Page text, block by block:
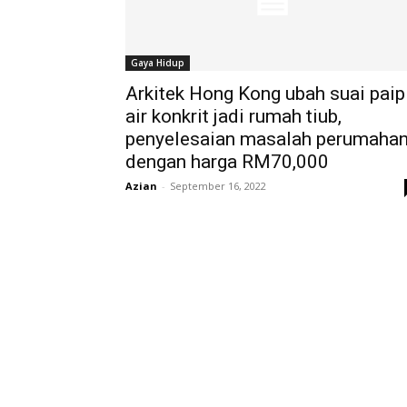
Gaya Hidup
Arkitek Hong Kong ubah suai paip
air konkrit jadi rumah tiub,
penyelesaian masalah
dengan harga RM70,000
Azian - September 16, 2022